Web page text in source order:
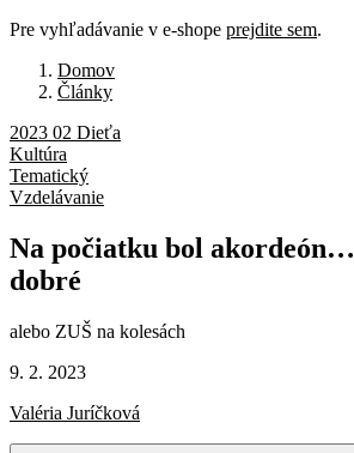
Pre vyhľadávanie v e-shope prejdite sem.
Domov
Články
2023 02 Dieťa
Kultúra
Tematický
Vzdelávanie
Na počiatku bol akordeón…
dobré
alebo ZUŠ na kolesách
9. 2. 2023
Valéria Juríčková